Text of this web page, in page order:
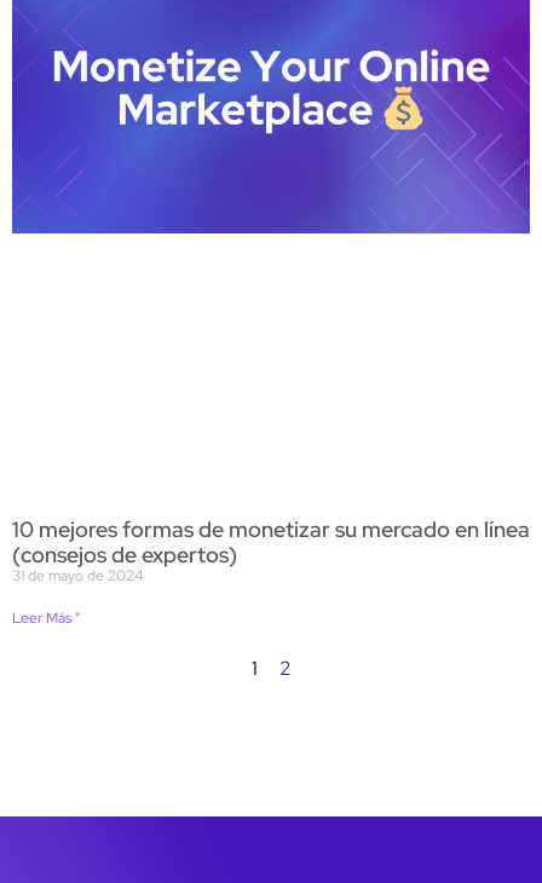
10 mejores formas de monetizar su mercado en línea
(consejos de expertos)
31 de mayo de 2024
Leer Más "
1 2